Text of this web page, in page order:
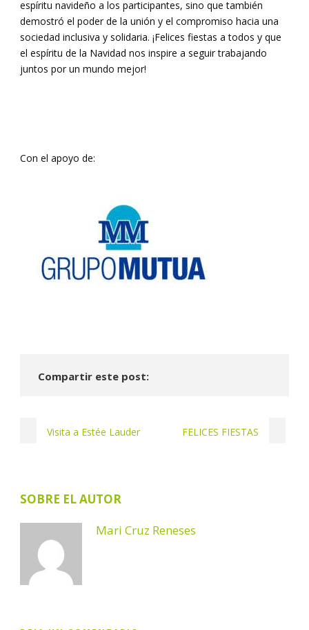
espíritu navideño a los participantes, sino que también
demostró el poder de la unión y el compromiso hacia una
sociedad inclusiva y solidaria. ¡Felices fiestas a todos y que
el espíritu de la Navidad nos inspire a seguir trabajando
juntos por un mundo mejor!
Con el apoyo de:
Compartir este post:
Visita a Estée Lauder FELICES FIESTAS
SOBRE EL AUTOR
Mari Cruz Reneses